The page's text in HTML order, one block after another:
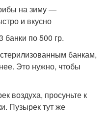
банки по 500 гр.
банкам,
Это нужно, чтобы
воздуха, просуньте к
Пузырек тут же